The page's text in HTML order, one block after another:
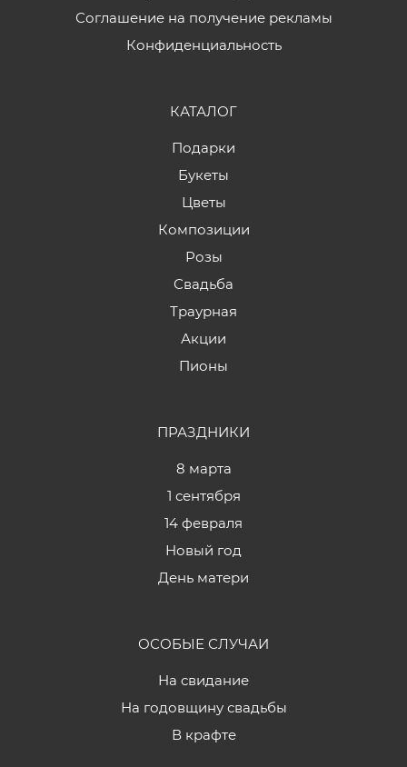
Соглашение на получение рекламы
Конфиденциальность
КАТАЛОГ
Подарки
Букеты
Цветы
Композиции
Розы
Свадьба
Траурная
Акции
Пионы
ПРАЗДНИКИ
8 марта
1 сентября
14 февраля
Новый год
День матери
ОСОБЫЕ СЛУЧАИ
На свидание
На годовщину свадьбы
В крафте